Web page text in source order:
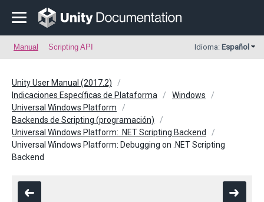
Manual Scripting API Idioma: Español
Unity User Manual (2017.2)
Indicaciones Específicas de Plataforma
Windows
Universal Windows Platform
Backends de Scripting (programación)
Universal Windows Platform: .NET Scripting Backend
Universal Windows Platform: Debugging on .NET Scripting
Backend